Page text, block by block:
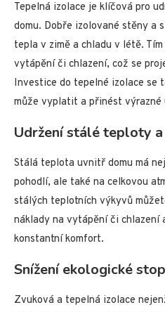
Tepelná izolace je klíčová pro
domu. Dobře izolované stěny a
tepla v zimě a chladu v létě.
vytápění či chlazení, což se
Investice do tepelné izolace se
může vyplatit a přinést výrazné
Udržení stálé teploty
Stálá teplota uvnitř domu má
pohodlí, ale také na celkovou
stálých teplotních výkyvů
náklady na vytápění či chlazení
konstantní komfort.
Snížení ekologické
Zvuková a tepelná izolace